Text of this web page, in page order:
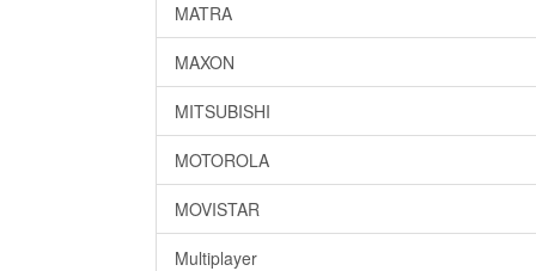
MATRA
MAXON
MITSUBISHI
MOTOROLA
MOVISTAR
Multiplayer